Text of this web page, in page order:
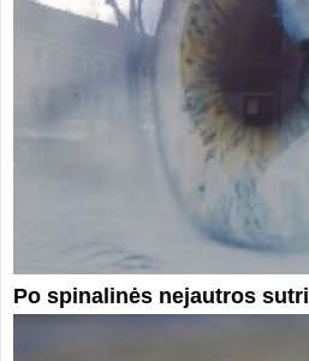
Po spinalinės nejautros